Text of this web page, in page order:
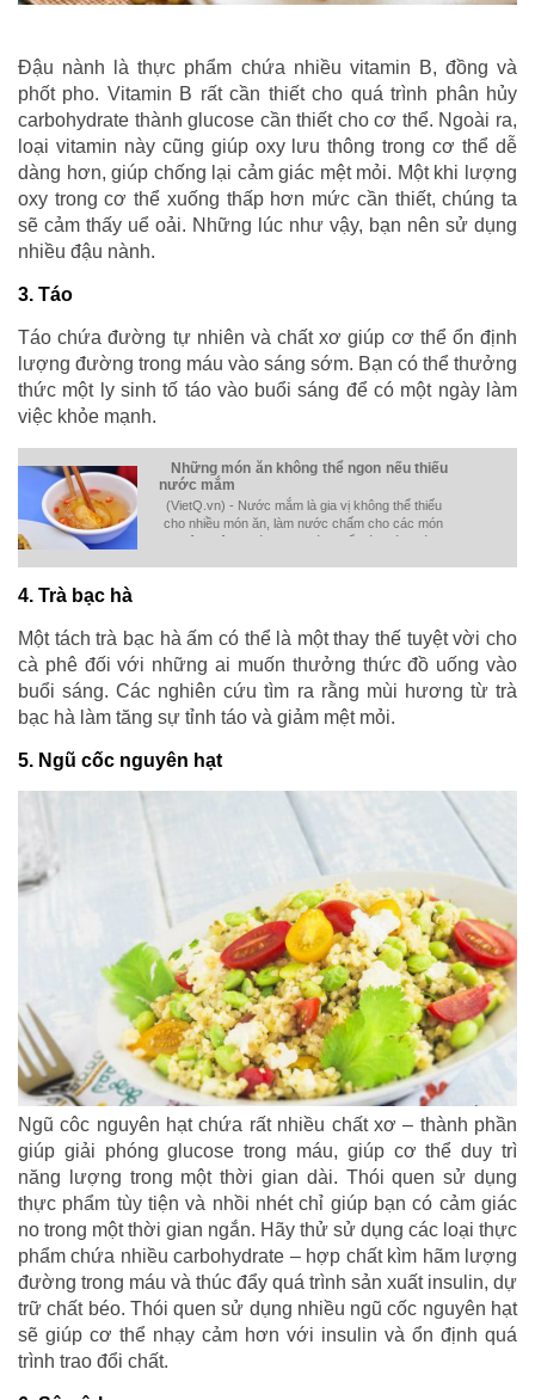
Đậu nành là thực phẩm chứa nhiều vitamin B, đồng và
phốt pho. Vitamin B rất cần thiết cho quá trình phân hủy
carbohydrate thành glucose cần thiết cho cơ thể. Ngoài ra,
loại vitamin này cũng giúp oxy lưu thông trong cơ thể dễ
dàng hơn, giúp chống lại cảm giác mệt mỏi. Một khi lượng
oxy trong cơ thể xuống thấp hơn mức cần thiết, chúng ta
sẽ cảm thấy uể oải. Những lúc như vậy, bạn nên sử dụng
nhiều đậu nành.
3. Táo
Táo chứa đường tự nhiên và chất xơ giúp cơ thể ổn định
lượng đường trong máu vào sáng sớm. Bạn có thể thưởng
thức một ly sinh tố táo vào buổi sáng để có một ngày làm
việc khỏe mạnh.
Những món ăn không thể ngon nếu thiếu
nước mắm
(VietQ.vn) - Nước mắm là gia vị không thể thiếu
cho nhiều món ăn, làm nước chấm cho các món
chiên, luộc, nướng hay dùng để ướp các món
4. Trà bạc hà
Một tách trà bạc hà ấm có thể là một thay thế tuyệt vời cho
cà phê đối với những ai muốn thưởng thức đồ uống vào
buổi sáng. Các nghiên cứu tìm ra rằng mùi hương từ trà
bạc hà làm tăng sự tỉnh táo và giảm mệt mỏi.
5. Ngũ cốc nguyên hạt
Ngũ côc nguyên hạt chứa rất nhiều chất xơ – thành phần
giúp giải phóng glucose trong máu, giúp cơ thể duy trì
năng lượng trong một thời gian dài. Thói quen sử dụng
thực phẩm tùy tiện và nhồi nhét chỉ giúp bạn có cảm giác
no trong một thời gian ngắn. Hãy thử sử dụng các loại thực
phẩm chứa nhiều carbohydrate – hợp chất kìm hãm lượng
đường trong máu và thúc đẩy quá trình sản xuất insulin, dự
trữ chất béo. Thói quen sử dụng nhiều ngũ cốc nguyên hạt
sẽ giúp cơ thể nhạy cảm hơn với insulin và ổn định quá
trình trao đổi chất.